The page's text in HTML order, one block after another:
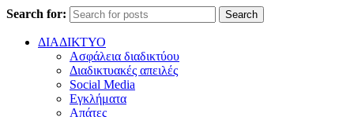
Search for: Search
ΔΙΑΔΙΚΤΥΟ
Ασφάλεια διαδικτύου
Διαδικτυακές απειλές
Social Media
Εγκλήματα
Απάτες